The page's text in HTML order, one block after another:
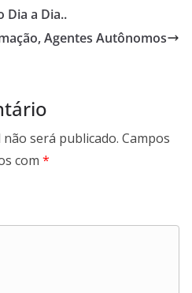
Dia a Dia..
Agentes Autônomos
será publicado. Campos
com *